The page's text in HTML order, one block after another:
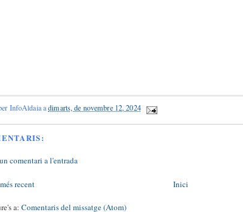
InfoAldaiaadimarts, de novembre 12, 2024
comentari a l'entrada
recent Inici
a: Comentaris del missatge (Atom)